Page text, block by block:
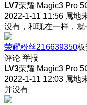
LV7荣耀 Magic3 Pro
2022-1-11 11:56 属地
没有，和现在一样，
荣耀粉丝216639350板
评论 举报
LV3荣耀 Magic3 Pro
2022-1-11 12:03 属地
并没有